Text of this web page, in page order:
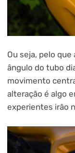
Ou seja, pelo
ângulo do tubo
movimento
alteração é algo
experientes irão